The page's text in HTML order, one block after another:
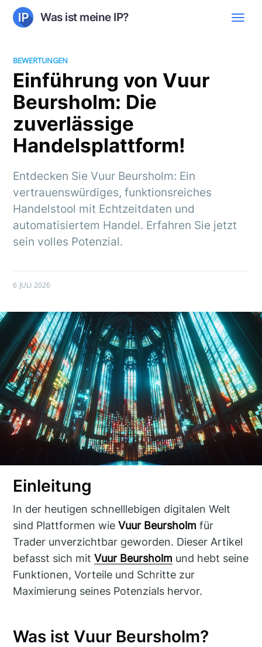
Was ist meine IP?
BEWERTUNGEN
Einführung von Vuur
Beursholm: Die
zuverlässige
Handelsplattform!
Entdecken Sie Vuur Beursholm: Ein
vertrauenswürdiges, funktionsreiches
Handelstool mit Echtzeitdaten und
automatisiertem Handel. Erfahren Sie jetzt
sein volles Potenzial.
6 JULI 2026
Einleitung
In der heutigen schnelllebigen digitalen Welt
sind Plattformen wieVuur Beursholm für
Trader unverzichtbar geworden. Dieser Artikel
befasst sich mitVuur Beursholm und hebt seine
Funktionen, Vorteile und Schritte zur
Maximierung seines Potenzials hervor.
Was ist Vuur Beursholm?